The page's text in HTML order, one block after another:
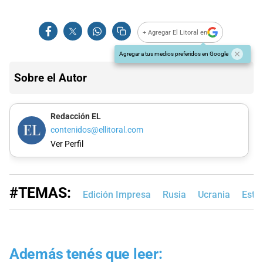
+ Agregar El Litoral en
Agregar a tus medios preferidos en Google
Sobre el Autor
Redacción EL
contenidos@ellitoral.com
Ver Perfil
#TEMAS: Edición Impresa Rusia Ucrania
Además tenés que leer: